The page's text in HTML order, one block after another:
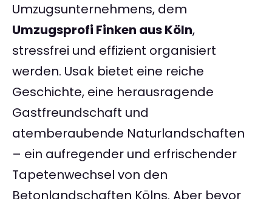
Umzugsunternehmens, dem
Umzugsprofi Finken aus Köln,
stressfrei und effizient organisiert
werden. Usak bietet eine reiche
Geschichte, eine herausragende
Gastfreundschaft und
atemberaubende Naturlandschaften
– ein aufregender und erfrischender
Tapetenwechsel von den